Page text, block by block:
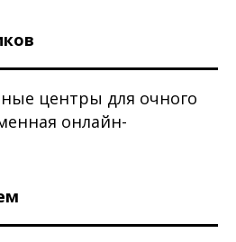
центры для очного
онлайн-